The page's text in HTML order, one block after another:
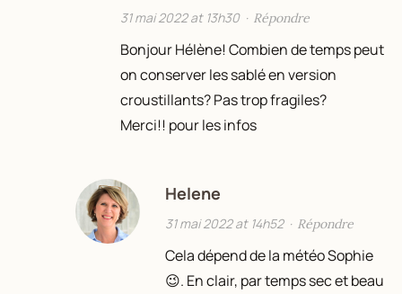
31 mai 2022 at 13h30· Répondre
Bonjour Hélène! Combien de temps peut
on conserver les sablé en version
croustillants? Pas trop fragiles?
Merci!! pour les infos
Helene
31 mai 2022 at 14h52· Répondre
Cela dépend de la météo Sophie
😉. En clair, par temps sec et beau